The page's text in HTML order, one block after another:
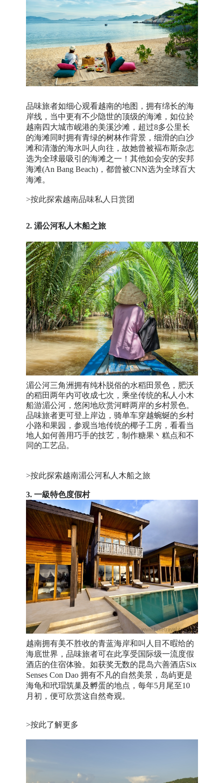
品味旅者如细心观看越南的地图，拥有绵长的海
岸线，当中更有不少隐世的顶级的海滩，如位於
越南四大城市岘港的美溪沙滩，超过8多公里长
的海滩同时拥有青绿的树林作背景，细滑的白沙
滩和清澈的海水叫人向往，故她曾被褔布斯杂志
选为全球最吸引的海滩之一！其他如会安的安邦
海滩(An Bang Beach)，都曾被CNN选为全球百大
海滩。
>按此探索越南品味私人日赏团
2. 湄公河私人木船之旅
湄公河三角洲拥有纯朴脱俗的水稻田景色，肥沃
的稻田两年内可收成七次，乘坐传统的私人小木
船游湄公河，悠闲地欣赏河畔两岸的乡村景色。
品味旅者更可登上岸边，骑单车穿越蜿蜒的乡村
小路和果园，参观当地传统的椰子工房，看看当
地人如何善用巧手的技艺，制作糖果丶糕点和不
同的工艺品。
>按此探索越南湄公河私人木船之旅
3.一級特色度假村
越南拥有美不胜收的青蓝海岸和叫人目不暇给的
海底世界，品味旅者可在此享受国际级一流度假
酒店的住宿体验。如获奖无数的昆岛六善酒店Six
Senses Con Dao 拥有不凡的自然美景，岛屿更是
海龟和玳瑁筑巢及孵蛋的地点，每年5月尾至10
月初，便可欣赏这自然奇观。
>按此了解更多